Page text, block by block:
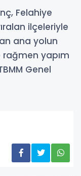
Felahiye
ilçeleriyle
ana yolun
yapım
Genel